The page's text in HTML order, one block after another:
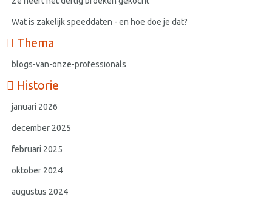
Wat is zakelijk speeddaten - en hoe doe je dat?
Thema
blogs-van-onze-professionals
Historie
januari 2026
december 2025
februari 2025
oktober 2024
augustus 2024